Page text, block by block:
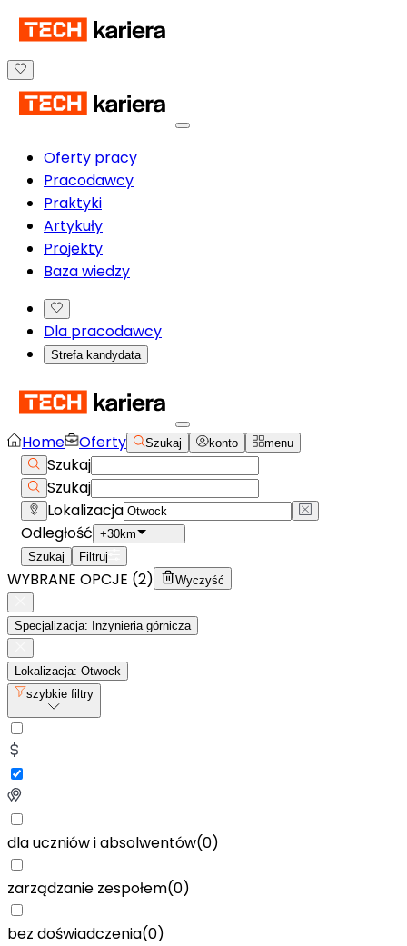
Oferty pracy
Pracodawcy
Praktyki
Artykuły
Projekty
Baza wiedzy
Dla pracodawcy
Strefa kandydata
Home Oferty Szukaj konto menu
Szukaj
Szukaj
Lokalizacja
Odległość +30km
Szukaj
Filtruj
WYBRANE OPCJE (2) Wyczyść
Specjalizacja: Inżynieria górnicza
Lokalizacja: Otwock
szybkie filtry
dla uczniów i absolwentów(0)
zarządzanie zespołem(0)
bez doświadczenia(0)